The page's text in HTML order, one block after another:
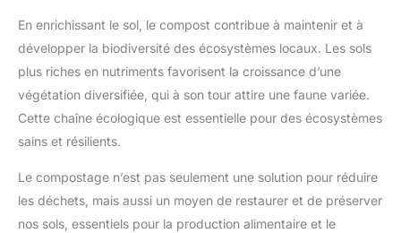
En enrichissant le sol, le compost contribue à maintenir et à
développer la biodiversité des écosystèmes locaux. Les sols
plus riches en nutriments favorisent la croissance d’une
végétation diversifiée, qui à son tour attire une faune variée.
Cette chaîne écologique est essentielle pour des écosystèmes
sains et résilients.
Le compostage n’est pas seulement une solution pour réduire
les déchets, mais aussi un moyen de restaurer et de préserver
nos sols, essentiels pour la production alimentaire et le